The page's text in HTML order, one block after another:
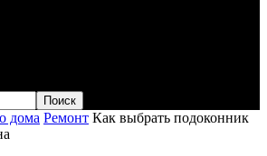
дома Ремонт Как выбрать подоконник